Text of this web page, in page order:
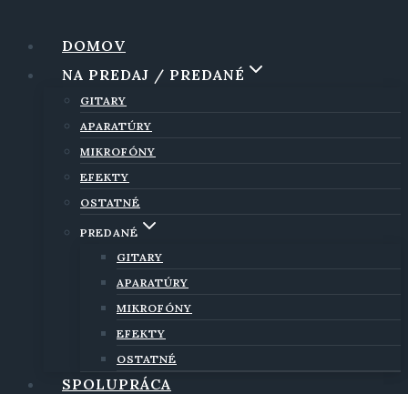
DOMOV
NA PREDAJ / PREDANÉ
GITARY
APARATÚRY
MIKROFÓNY
EFEKTY
OSTATNÉ
PREDANÉ
GITARY
APARATÚRY
MIKROFÓNY
EFEKTY
OSTATNÉ
SPOLUPRÁCA